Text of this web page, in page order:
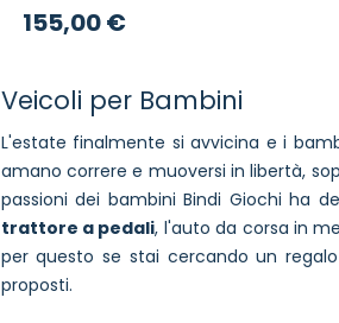
155,00 €
Veicoli per Bambini
L'estate finalmente si avvicina e i
amano correre e muoversi in libertà,
passioni dei bambini Bindi Giochi ha
trattore a pedali, l'auto da corsa in
per questo se stai cercando un
proposti.